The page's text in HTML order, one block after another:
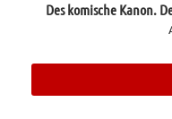
Des komische Kanon.